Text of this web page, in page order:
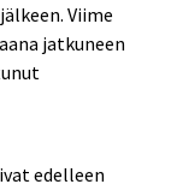
Viime
jatkuneen
edelleen